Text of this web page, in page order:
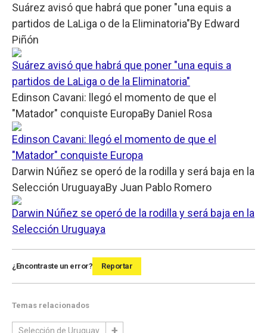
Suárez avisó que habrá que poner "una equis a
partidos de LaLiga o de la Eliminatoria"By Edward
Piñón
Suárez avisó que habrá que poner "una equis a
partidos de LaLiga o de la Eliminatoria"
Edinson Cavani: llegó el momento de que el
"Matador" conquiste EuropaBy Daniel Rosa
Edinson Cavani: llegó el momento de que el
"Matador" conquiste Europa
Darwin Núñez se operó de la rodilla y será baja en la
Selección UruguayaBy Juan Pablo Romero
Darwin Núñez se operó de la rodilla y será baja en la
Selección Uruguaya
¿Encontraste un error? Reportar
Temas relacionados
Selección de Uruguay